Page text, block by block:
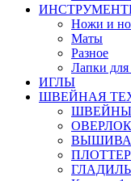
Ножи и
Маты
Разное
Лапки
ИГЛЫ
ШВЕЙНАЯ